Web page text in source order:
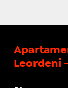
Leordeni